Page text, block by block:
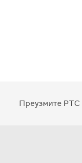
Преузмите РТС